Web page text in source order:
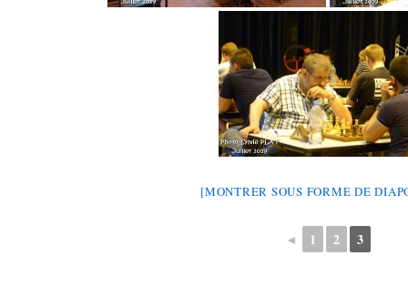
[MONTRER SOUS FORME DE
◄ 1 2 3